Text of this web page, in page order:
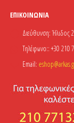
ΕΠΙΚΟΙΝΩΝΊΑ
Διεύθυνση: Ήλιδος
Τηλέφωνο:: +30 210
Email: